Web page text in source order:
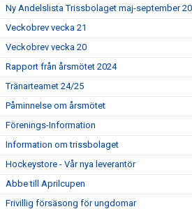
Ny Andelslista Trissbolaget maj-september
Veckobrev vecka 21
Veckobrev vecka 20
Rapport från årsmötet 2024
Tränarteamet 24/25
Påminnelse om årsmötet
Förenings-Information
Information om trissbolaget
Hockeystore - Vår nya leverantör
Abbe till Aprilcupen
Frivillig försäsong för ungdomar